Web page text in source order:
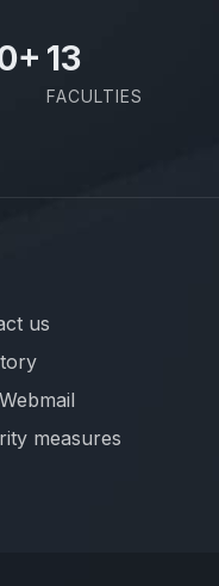
+ 13
FACULTIES
us
measures